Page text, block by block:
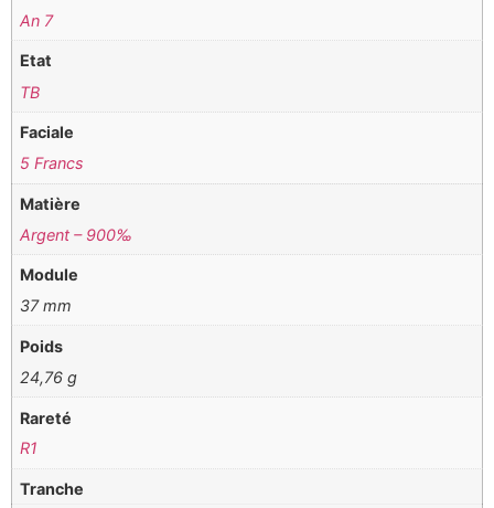
An 7
Etat
TB
Faciale
5 Francs
Matière
Argent – 900‰
Module
37 mm
Poids
24,76 g
Rareté
R1
Tranche